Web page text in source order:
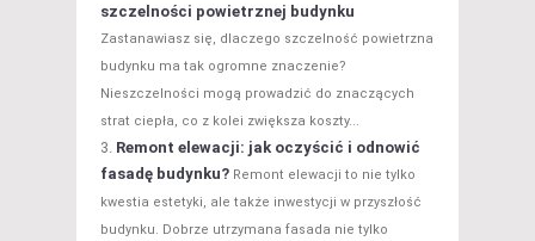
szczelności powietrznej budynku
Zastanawiasz się, dlaczego szczelność powietrzna
budynku ma tak ogromne znaczenie?
Nieszczelności mogą prowadzić do znaczących
strat ciepła, co z kolei zwiększa koszty...
Remont elewacji: jak oczyścić i odnowić
fasadę budynku? Remont elewacji to nie tylko
kwestia estetyki, ale także inwestycji w przyszłość
budynku. Dobrze utrzymana fasada nie tylko